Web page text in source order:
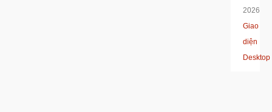
2026
Giao
diện
Desktop